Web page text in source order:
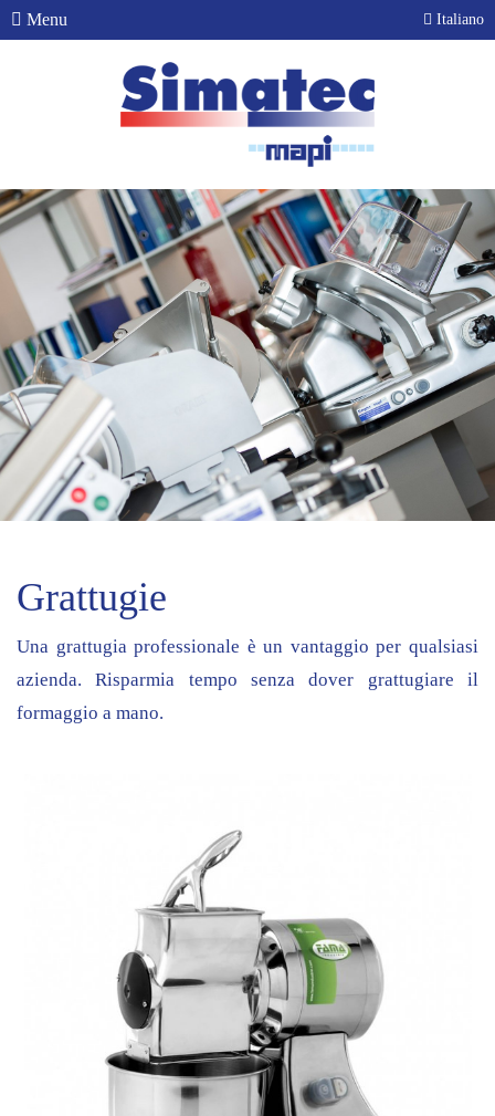
Menu Italiano
Grattugie
Una grattugia professionale è un vantaggio per qualsiasi
azienda. Risparmia tempo senza dover grattugiare il
formaggio a mano.